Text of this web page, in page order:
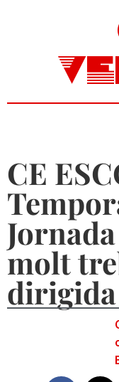
CE
molt
dirigida